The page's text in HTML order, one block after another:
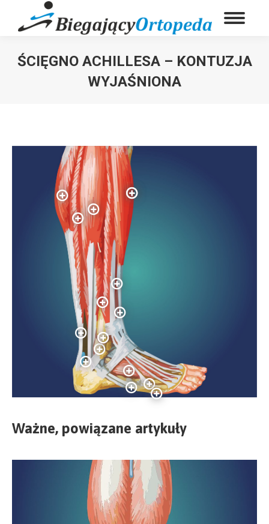
ŚCIĘGNO ACHILLESA – KONTUZJA
WYJAŚNIONA
Ważne, powiązane artykuły